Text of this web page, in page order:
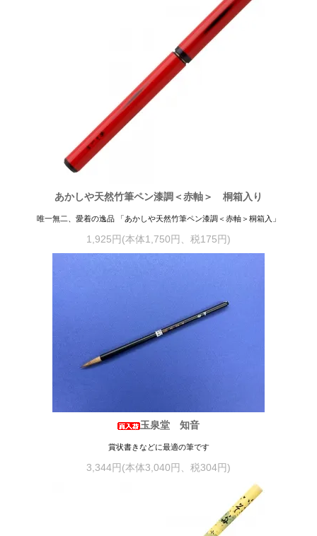
あかしや天然竹筆ペン漆調＜赤軸＞ 桐箱入り
唯一無二、愛着の逸品 「あかしや天然竹筆ペン漆調＜赤軸＞桐箱入」
1,925円(本体1,750円、税175円)
玉泉堂 知音
賞状書きなどに最適の筆です
3,344円(本体3,040円、税304円)